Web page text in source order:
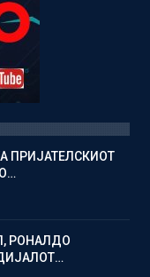
ПРИЈАТЕЛСКИОТ
РОНАЛДО